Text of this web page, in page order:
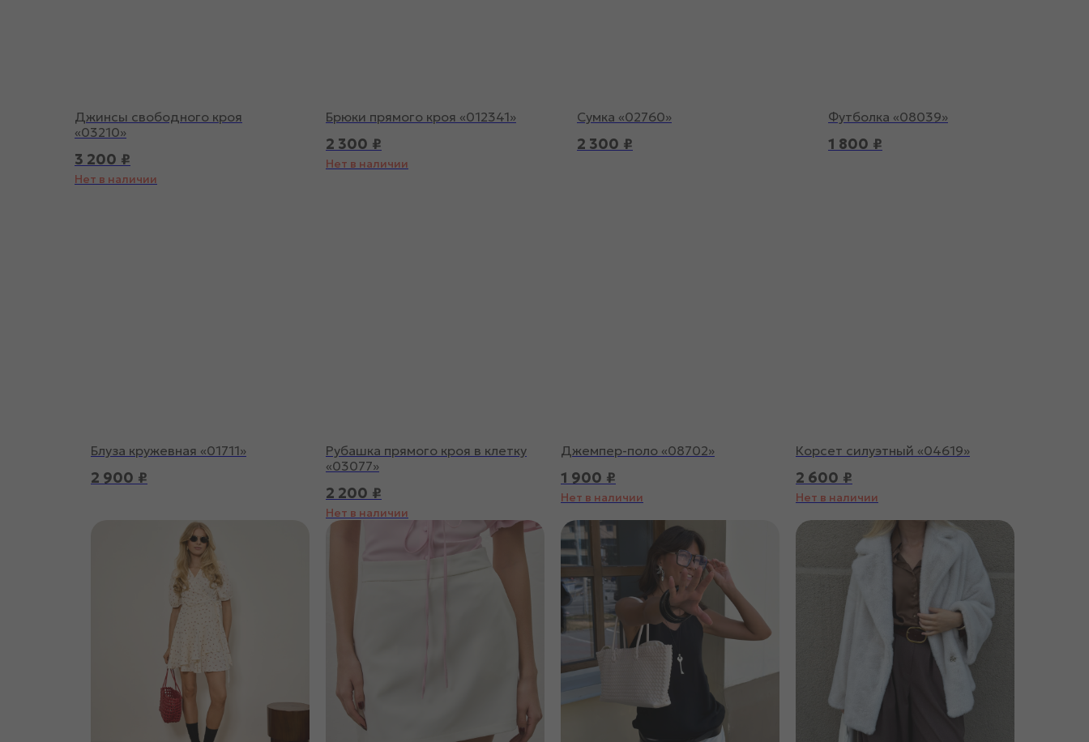
Джинсы свободного кроя
«03210»
3 200 ₽
Нет в наличии
Брюки прямого кроя «012341»
2 300 ₽
Нет в наличии
Сумка «02760»
2 300 ₽
Футболка «08039»
1 800 ₽
Блуза кружевная «01711»
2 900 ₽
Рубашка прямого кроя в клетку
«03077»
2 200 ₽
Нет в наличии
Джемпер-поло «08702»
1 900 ₽
Нет в наличии
Корсет силуэтный «04619»
2 600 ₽
Нет в наличии